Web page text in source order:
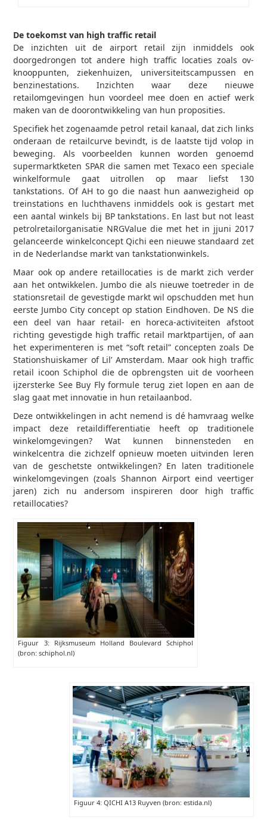
De toekomst van high traffic retail
De inzichten uit de airport retail zijn inmiddels ook
doorgedrongen tot andere high traffic locaties zoals ov-
knooppunten, ziekenhuizen, universiteits­campussen en
benzinestations. Inzichten waar deze nieuwe
retailomgevingen hun voordeel mee doen en actief werk
maken van de doorontwikkeling van hun proposities.
Specifiek het zogenaamde petrol retail kanaal, dat zich links
onderaan de retailcurve bevindt, is de laatste tijd volop in
beweging. Als voorbeelden kunnen worden genoemd
supermarktketen SPAR die samen met Texaco een speciale
winkelformule gaat uitrollen op maar liefst 130
tankstations. Of AH to go die naast hun aanwezigheid op
treinstations en luchthavens inmiddels ook is gestart met
een aantal winkels bij BP tankstations. En last but not least
petrolretailorganisatie NRGValue die met het in jjuni 2017
gelanceerde winkelconcept Qichi een nieuwe standaard zet
in de Nederlandse markt van tankstationwinkels.
Maar ook op andere retaillocaties is de markt zich verder
aan het ontwikkelen. Jumbo die als nieuwe toetreder in de
stationsretail de gevestigde markt wil opschudden met hun
eerste Jumbo City concept op station Eindhoven. De NS die
een deel van haar retail- en horeca-activiteiten afstoot
richting gevestigde high traffic retail marktpartijen, of aan
het experi­menteren is met “soft retail” concepten zoals De
Stationshuiskamer of Lil’ Amsterdam. Maar ook high traffic
retail icoon Schiphol die de opbrengsten uit de voorheen
ijzersterke See Buy Fly formule terug ziet lopen en aan de
slag gaat met innovatie in hun retailaanbod.
Deze ontwikkelingen in acht nemend is dé hamvraag welke
impact deze retaildifferentiatie heeft op traditionele
winkelomgevingen? Wat kunnen binnensteden en
winkelcentra die zichzelf opnieuw moeten uitvinden leren
van de geschetste ontwik­kelingen? En laten traditionele
winkelomgevingen (zoals Shannon Airport eind veertiger
jaren) zich nu andersom inspireren door high traffic
retaillocaties?
Figuur 3: Rijksmuseum Holland Boulevard Schiphol
(bron: schiphol.nl)
Figuur 4: QICHI A13 Ruyven (bron: estida.nl)